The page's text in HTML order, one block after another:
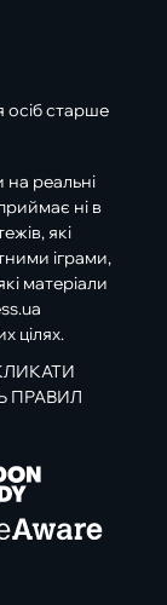
осіб старше
реальні
ні в
які
іграми,
матеріали
цілях.
ПРАВИЛ